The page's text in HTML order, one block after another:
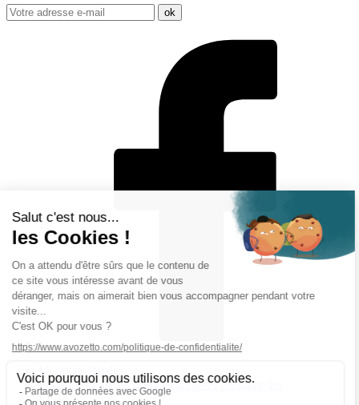
Mentions légales
Politique de protection des données personnelles
CGV